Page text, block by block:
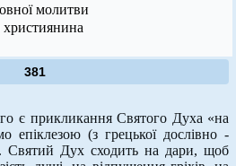
молитви
381
є прикликання Святого Духа «на
епіклезою (з грецької дослівно -
Святий Дух сходить на дари, щоб